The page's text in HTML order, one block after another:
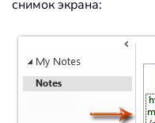
снимок экрана: